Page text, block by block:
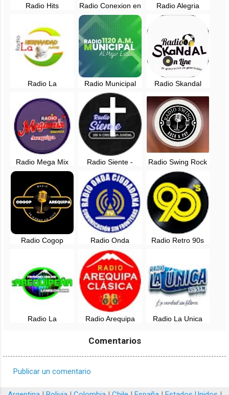
Radio Hits
Radio Conexion en
vivo - 102.9 FM -
Arequipa
Radio Alegria
Chaparra, Caraveli
Radio La
- Arequipa, Perú
Radio Municipal
1120 AM Al mejor
estilo - Arequipa
Radio Skandal
Radio Mega Mix
Bravaza - San
Radio Siente -
Arequipa, Perú
Radio Swing Rock
and Pop - Lima
Radio Cogop
Radio Onda
Ciudadana en vivo
- Arequipa, Perú
Radio Retro 90s
Radio La
Radio Arequipa
Radio La Unica
Comentarios
Publicar un comentario